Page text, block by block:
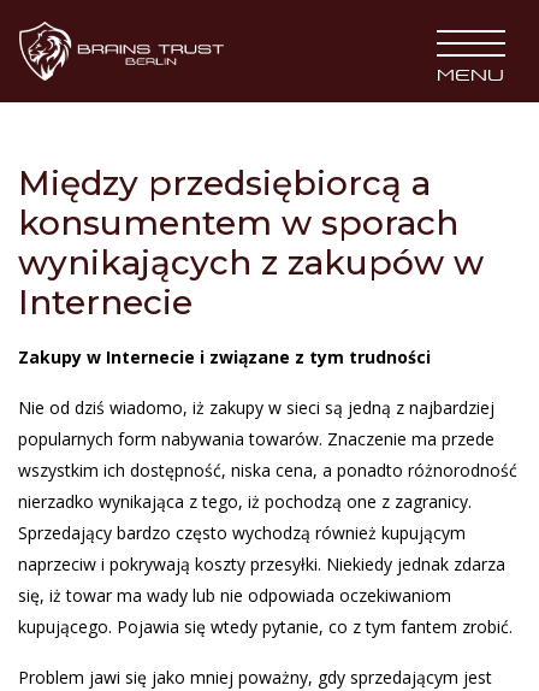
BRAINS TRUST
MENU
Między przedsiębiorcą a
konsumentem w sporach
wynikających z zakupów w
Internecie
Zakupy w Internecie i związane z tym trudności
Nie od dziś wiadomo, iż zakupy w sieci są jedną z najbardziej
popularnych form nabywania towarów. Znaczenie ma przede
wszystkim ich dostępność, niska cena, a ponadto różnorodność
nierzadko wynikająca z tego, iż pochodzą one z zagranicy.
Sprzedający bardzo często wychodzą również kupującym
naprzeciw i pokrywają koszty przesyłki. Niekiedy jednak zdarza
się, iż towar ma wady lub nie odpowiada oczekiwaniom
kupującego. Pojawia się wtedy pytanie, co z tym fantem zrobić.
Problem jawi się jako mniej poważny, gdy sprzedającym jest